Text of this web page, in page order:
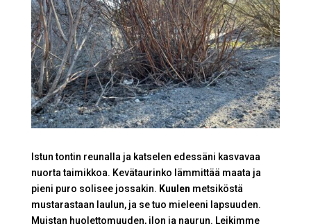
Istun tontin reunalla ja katselen edessäni kasvavaa
nuorta taimikkoa. Kevätaurinko lämmittää maata ja
pieni puro solisee jossakin. Kuulen metsiköstä
mustarastaan laulun, ja se tuo mieleeni lapsuuden.
Muistan huolettomuuden, ilon ja naurun. Leikimme